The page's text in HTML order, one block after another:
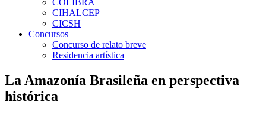
COLIBRA
CIHALCEP
CICSH
Concursos
Concurso de relato breve
Residencia artística
La Amazonía Brasileña en perspectiva
histórica